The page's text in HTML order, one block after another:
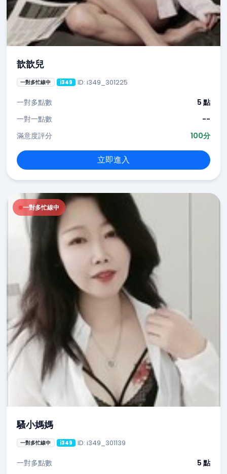
歆歆兒
一對多忙線中 i349 ID: i349_301225
一對多點數
5 點
一對一點數
--
滿意度評分
100分
立即進入
一對多忙線中
騷小媽媽
一對多忙線中 i349 ID: i349_301139
一對多點數 5 點